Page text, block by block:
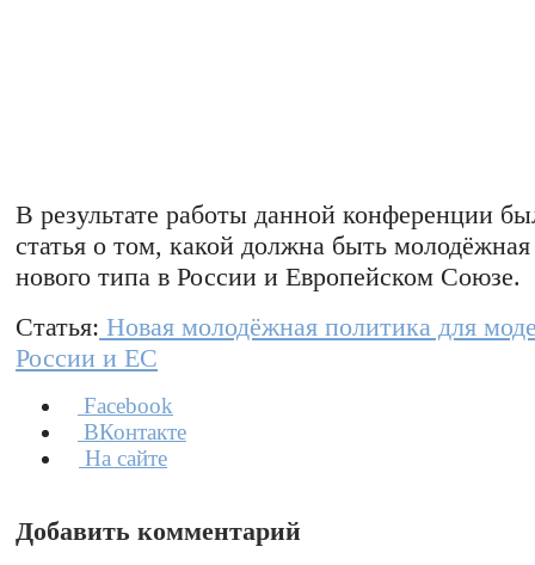
В результате работы данной конференции
статья о том, какой должна быть
нового типа в России и Европейском Союзе.
Статья: Новая молодёжная политика для
России и ЕС
Facebook
ВКонтакте
На сайте
Добавить комментарий